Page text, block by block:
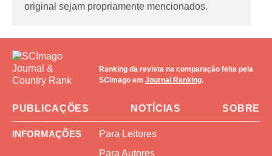
original sejam propriamente mencionados.
Ranking da revista na comparação feita pela
SCImago em Journal Ranking.
PUBLICAÇÕES NOTÍCIAS SOBRE
INFORMAÇÕES
Para Leitores
Para Autores